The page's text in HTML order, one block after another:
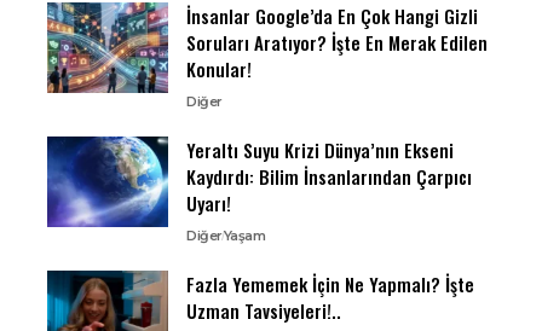
İnsanlar Google’da En Çok Hangi Gizli
Soruları Aratıyor? İşte En Merak Edilen
Konular!
Diğer
Yeraltı Suyu Krizi Dünya’nın Ekseni
Kaydırdı: Bilim İnsanlarından Çarpıcı
Uyarı!
DiğerYaşam
Fazla Yememek İçin Ne Yapmalı? İşte
Uzman Tavsiyeleri!..